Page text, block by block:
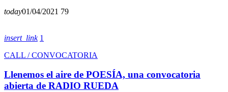
today01/04/2021 79
insert_link 1
CALL / CONVOCATORIA
Llenemos el aire de POESÍA, una convocatoria
abierta de RADIO RUEDA